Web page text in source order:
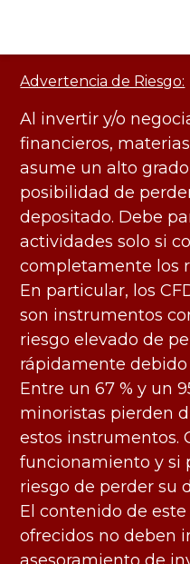
Advertencia de Riesgo:
Al invertir y/o
financieros,
asume un alto grado
posibilidad de
depositado. Debe
actividades solo si
completamente los
En particular, los
son instrumentos
riesgo elevado de
rápidamente debido
Entre un 67 % y un
minoristas pierden
estos instrumentos.
funcionamiento y si
riesgo de perder su
El contenido de este
ofrecidos no deben